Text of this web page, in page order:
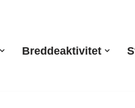
Breddeaktivitet